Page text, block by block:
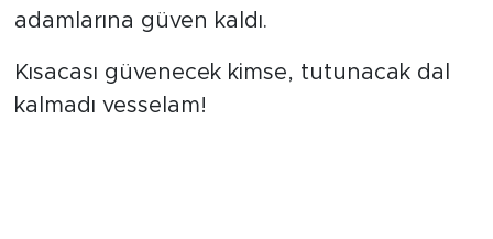
adamlarına güven kaldı.
Kısacası güvenecek kimse, tutunacak dal
kalmadı vesselam!